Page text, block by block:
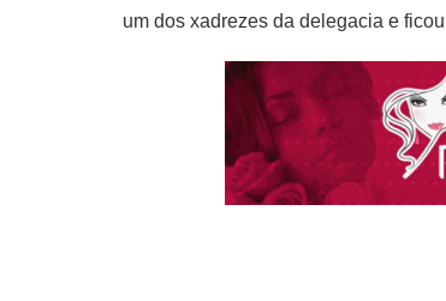
um dos xadrezes da delegacia e